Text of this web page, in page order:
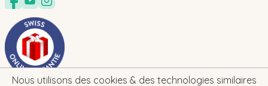
Nous utilisons des cookies & des technologies similaires